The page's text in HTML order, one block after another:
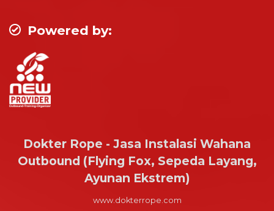
Powered by:
Dokter Rope - Jasa Instalasi Wahana
Outbound (Flying Fox, Sepeda Layang,
Ayunan Ekstrem)
www.dokterrope.com